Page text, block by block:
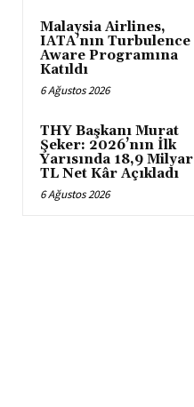
Malaysia Airlines,
IATA’nın Turbulence
Aware Programına
Katıldı
6 Ağustos 2026
THY Başkanı Murat
Şeker: 2026’nın İlk
Yarısında 18,9 Milyar
TL Net Kâr Açıkladı
6 Ağustos 2026